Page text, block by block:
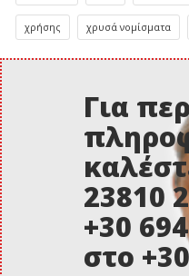
χρήσης χρυσά νομίσματα
Για
23810
+30
στο